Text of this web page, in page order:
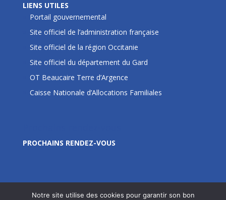
LIENS UTILES
Portail gouvernemental
Site officiel de l’administration française
Site officiel de la région Occitanie
Site officiel du département du Gard
OT Beaucaire Terre d’Argence
Caisse Nationale d’Allocations Familiales
PROCHAINS RENDEZ-VOUS
Notre site utilise des cookies pour garantir son bon